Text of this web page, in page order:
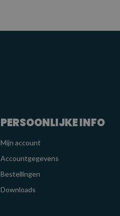
PERSOONLIJKE INFO
Mijn account
Accountgegevens
Bestellingen
Downloads